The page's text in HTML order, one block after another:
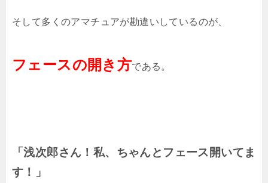
そして多くのアマチュアが勘違いしているのが、
フェースの開き方である。
「浅次郎さん！私、ちゃんとフェース開いてま
す！」